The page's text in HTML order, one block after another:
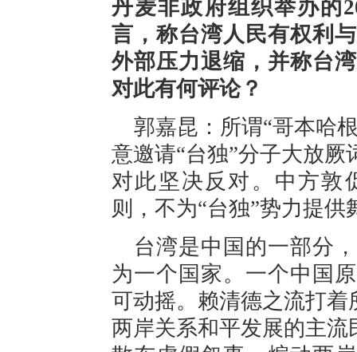
丹麦非政府组织举办的
言，称台湾人民有权利
外部压力退缩，并称台
对此有何评论？
郭嘉昆：所谓“哥本哈
意邀请“台独”分子大放
对此坚决反对。中方敦
则，不为“台独”势力提供
台湾是中国的一部分
为一个国家。一个中国
可动摇。赖清德之流打着
两岸关系和平发展的主流